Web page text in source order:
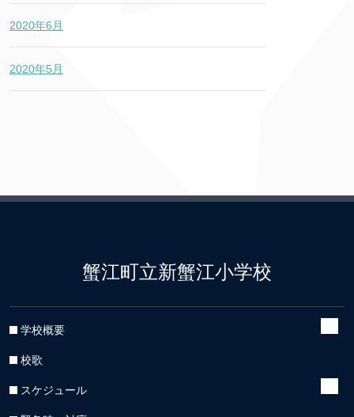
2020年6月
2020年5月
蟹江町立新蟹江小学校
学校概要
校歌
スケジュール